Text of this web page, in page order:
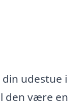
udestue i
den være en